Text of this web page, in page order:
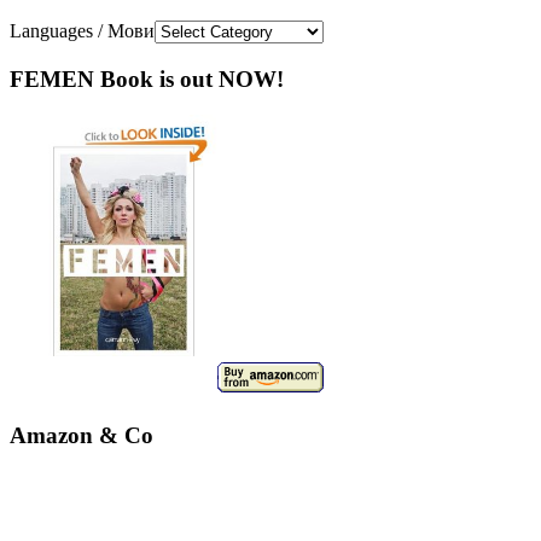
Languages / Мови
FEMEN Book is out NOW!
Amazon & Co